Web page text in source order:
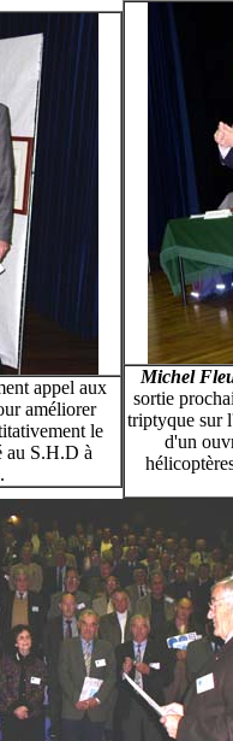
appel aux
améliorer
le
au S.H.D à
Michel
sortie
triptyque sur
d'un